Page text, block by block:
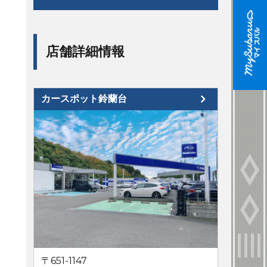
店舗詳細情報
カースポット鈴蘭台
〒651-1147